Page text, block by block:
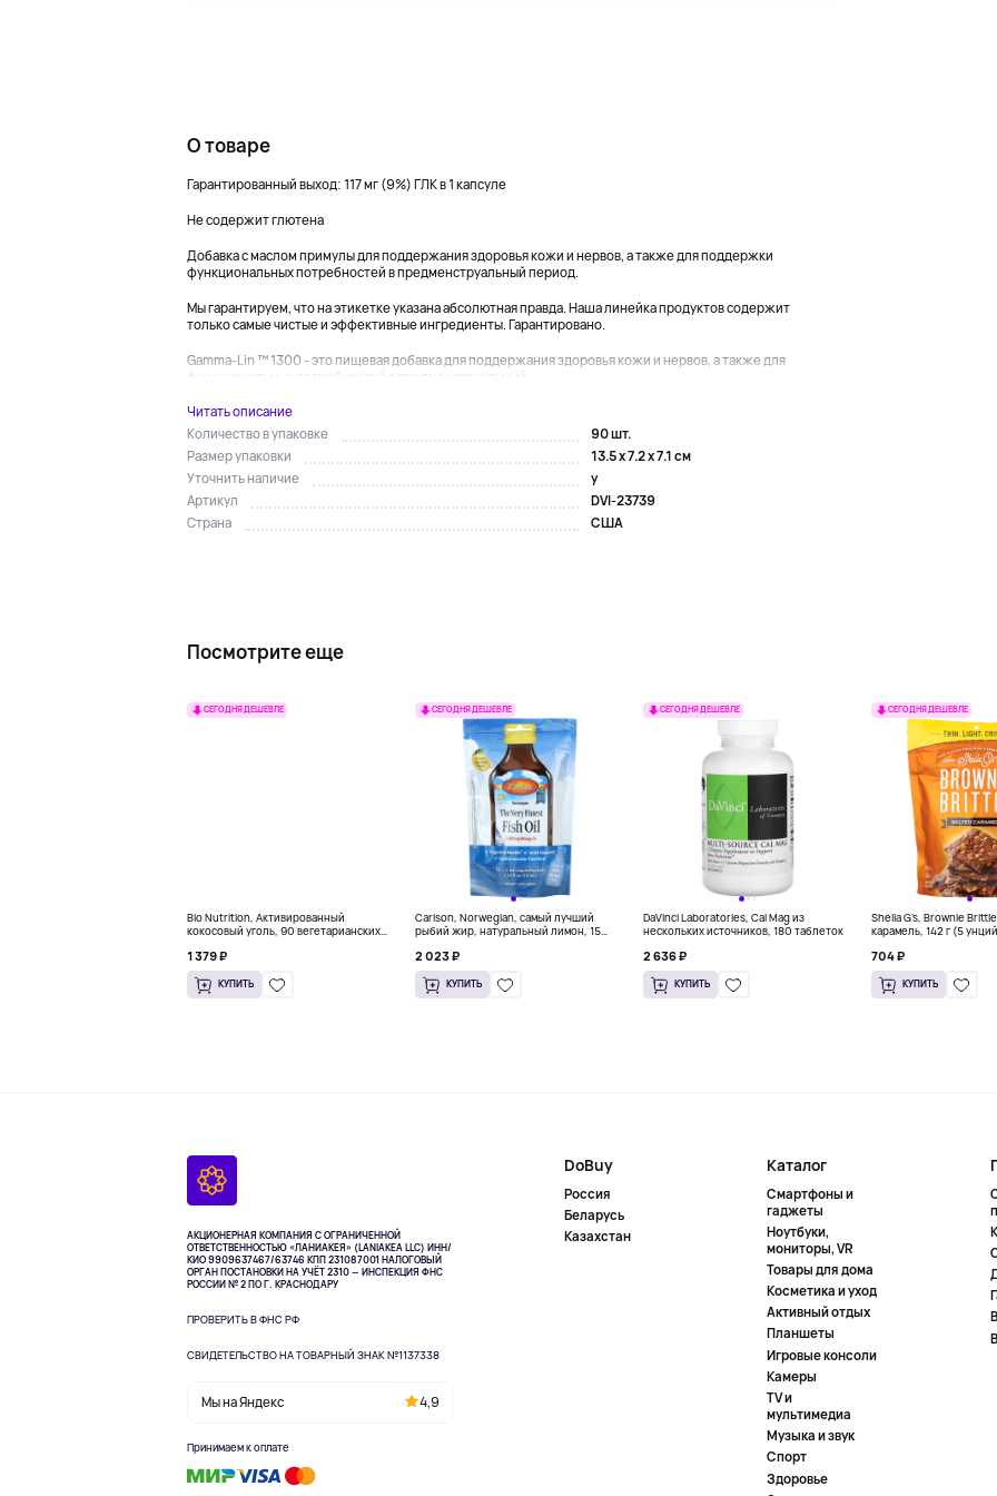
О товаре
Гарантированный выход: 117 мг (9%) ГЛК в 1 капсуле
Не содержит глютена
Добавка с маслом примулы для поддержания здоровья кожи и нервов, а также для поддержки
функциональных потребностей в предменструальный период.
Мы гарантируем, что на этикетке указана абсолютная правда. Наша линейка продуктов содержит
только самые чистые и эффективные ингредиенты. Гарантировано.
Gamma-Lin ™ 1300 - это пищевая добавка для поддержания здоровья кожи и нервов, а также для
функциональных потребностей в предменструальный...
Читать описание
Количество в упаковке
90 шт.
Размер упаковки
13.5 x 7.2 x 7.1 см
Уточнить наличие
y
Артикул
DVI-23739
Страна
США
Посмотрите еще
СЕГОДНЯ ДЕШЕВЛЕ
Bio Nutrition, Активированный
кокосовый уголь, 90 вегетарианских
1 379 ₽
КУПИТЬ
СЕГОДНЯ ДЕШЕВЛЕ
Carlson, Norwegian, самый лучший
рыбий жир, натуральный лимон, 15
2 023 ₽
КУПИТЬ
СЕГОДНЯ ДЕШЕВЛЕ
DaVinci Laboratories, Cal Mag из
нескольких источников, 180 таблеток
2 636 ₽
КУПИТЬ
СЕГОДНЯ ДЕШЕВЛЕ
Sheila G's, Brownie
карамель, 142 г (5
704 ₽
КУПИТЬ
АКЦИОНЕРНАЯ КОМПАНИЯ С ОГРАНИЧЕННОЙ
ОТВЕТСТВЕННОСТЬЮ «ЛАНИАКЕЯ» (LANIAKEA LLC) ИНН/
КИО 9909637467/63746 КПП 231087001 НАЛОГОВЫЙ
ОРГАН ПОСТАНОВКИ НА УЧЁТ 2310 — ИНСПЕКЦИЯ ФНС
РОССИИ № 2 ПО Г. КРАСНОДАРУ
ПРОВЕРИТЬ В ФНС РФ
СВИДЕТЕЛЬСТВО НА ТОВАРНЫЙ ЗНАК №1137338
Мы на Яндекс 4,9
Принимаем к оплате
DoBuy
Россия
Беларусь
Казахстан
Каталог
Смартфоны и
гаджеты
Ноутбуки,
мониторы, VR
Товары для дома
Косметика и уход
Активный отдых
Планшеты
Игровые консоли
Камеры
TV и
мультимедиа
Музыка и звук
Спорт
Здоровье